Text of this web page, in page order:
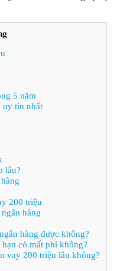
5 năm
uy tín nhất
lâu?
200 triệu
hàng
hàng được không?
có mất phí không?
vay 200 triệu lâu không?